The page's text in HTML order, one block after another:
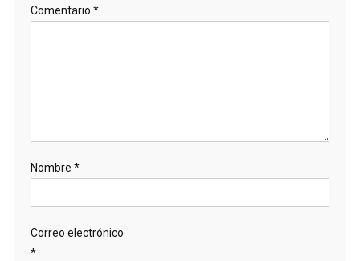
Comentario *
Nombre *
Correo electrónico
*